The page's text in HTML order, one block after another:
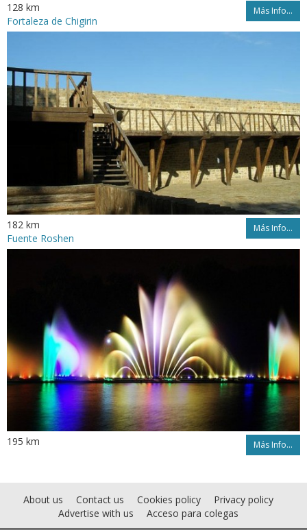
128 km Más Info...
Fortaleza de Chigirin
182 km Más Info...
Fuente Roshen
195 km Más Info...
About us Contact us Cookies policy
Privacy policy
Advertise with us
Acceso para colegas